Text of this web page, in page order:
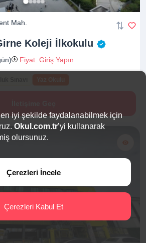
Mah.
Koleji İlkokulu
Fiyat: Giriş Yapın
iyi şekilde faydalanabilmek için
Okul.com.tr’yi kullanarak
olursunuz.
Çerezleri İncele
Çerezleri Kabul Et